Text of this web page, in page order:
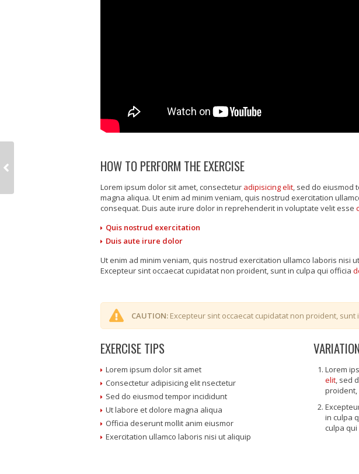
HOW TO PERFORM THE EXERCISE
Lorem ipsum dolor sit amet, consectetur adipisicing elit, sed do eiusmod
magna aliqua. Ut enim ad minim veniam, quis nostrud exercitation
consequat. Duis aute irure dolor in reprehenderit in voluptate velit esse
Quis nostrud exercitation
Duis aute irure dolor
Ut enim ad minim veniam, quis nostrud exercitation ullamco laboris nisi
Excepteur sint occaecat cupidatat non proident, sunt in culpa qui officia
CAUTION: Excepteur sint occaecat cupidatat non proident,
EXERCISE TIPS
Lorem ipsum dolor sit amet
Consectetur adipisicing elit nsectetur
Sed do eiusmod tempor incididunt
Ut labore et dolore magna aliqua
Officia deserunt mollit anim eiusmor
Exercitation ullamco laboris nisi ut aliquip
Lorem
elit, sed
proident,
in culpa
culpa